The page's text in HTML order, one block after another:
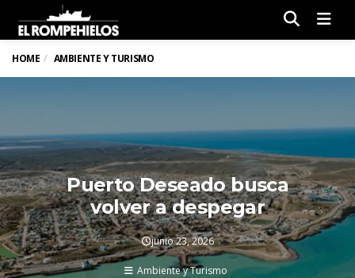
HOME AMBIENTE Y TURISMO
Puerto Deseado busca
volver a despegar
junio 23, 2026
Ambiente y Turismo